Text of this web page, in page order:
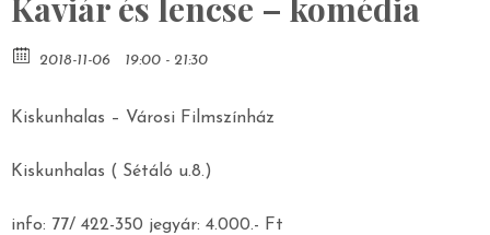
Kaviár és lencse – komédia
2018-11-06 19:00 - 21:30
Kiskunhalas – Városi Filmszínház
Kiskunhalas ( Sétáló u.8.)
info: 77/ 422-350 jegyár: 4.000.- Ft